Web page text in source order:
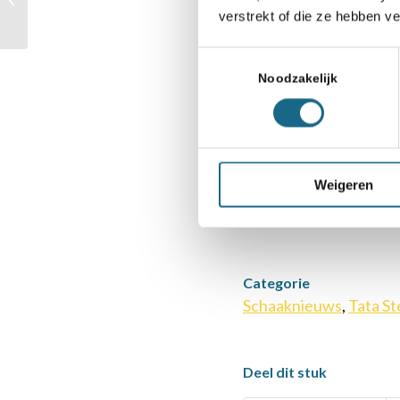
verstrekt of die ze hebben
Noodzakelijk
Weigeren
voor innovatie. De
van slimme
waardoor het
waarmee die
duurzame
Categorie
Schaaknieuws, Tata
Deel dit stuk